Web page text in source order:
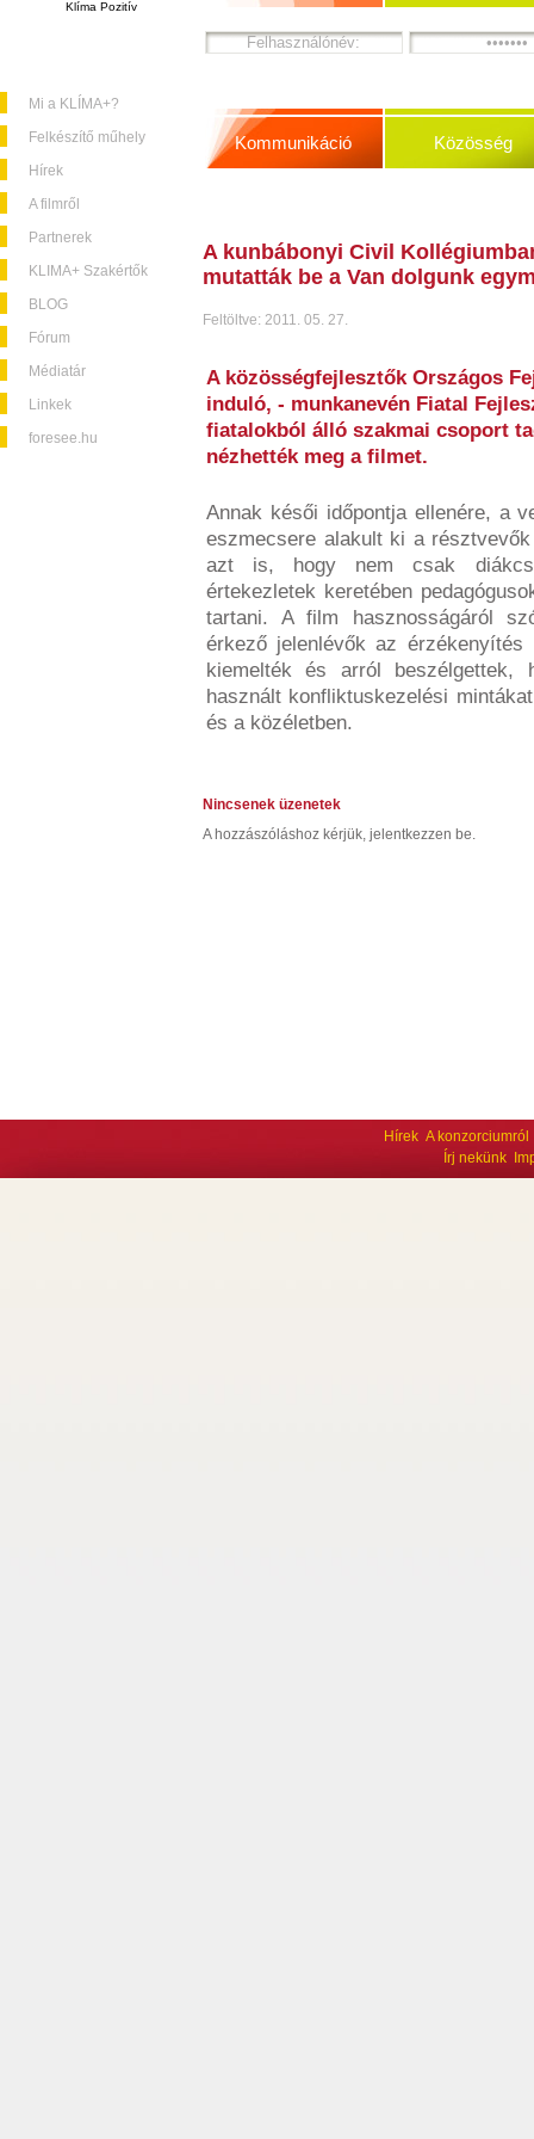
Klíma Pozitív
Mi a KLÍMA+?
Felkészítő műhely
Hírek
A filmről
Partnerek
KLIMA+ Szakértők
BLOG
Fórum
Médiatár
Linkek
foresee.hu
Kommunikáció Közösség
A kunbábonyi Civil
mutatták be a Van dolgunk
Feltöltve: 2011. 05. 27.
A közösségfejlesztők Országos
induló, - munkanevén Fiatal
fiatalokból álló szakmai csoport
nézhették meg a filmet.
Annak késői időpontja ellenére, a
eszmecsere alakult ki a
azt is, hogy nem csak
értekezletek keretében
tartani. A film hasznosságáról
érkező jelenlévők az
kiemelték és arról
használt konfliktuskezelési
és a közéletben.
Nincsenek üzenetek
A hozzászóláshoz kérjük, jelentkezzen be.
Hírek A konzorciumról
Írj nekünk